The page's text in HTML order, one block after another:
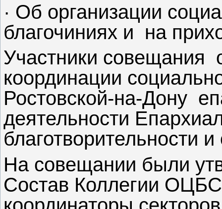
· Об организации
благочиниях и на
Участники совещания
координации
Ростовской-на-Дону
деятельности
благотворительности
На совещании были
Состав Коллегии